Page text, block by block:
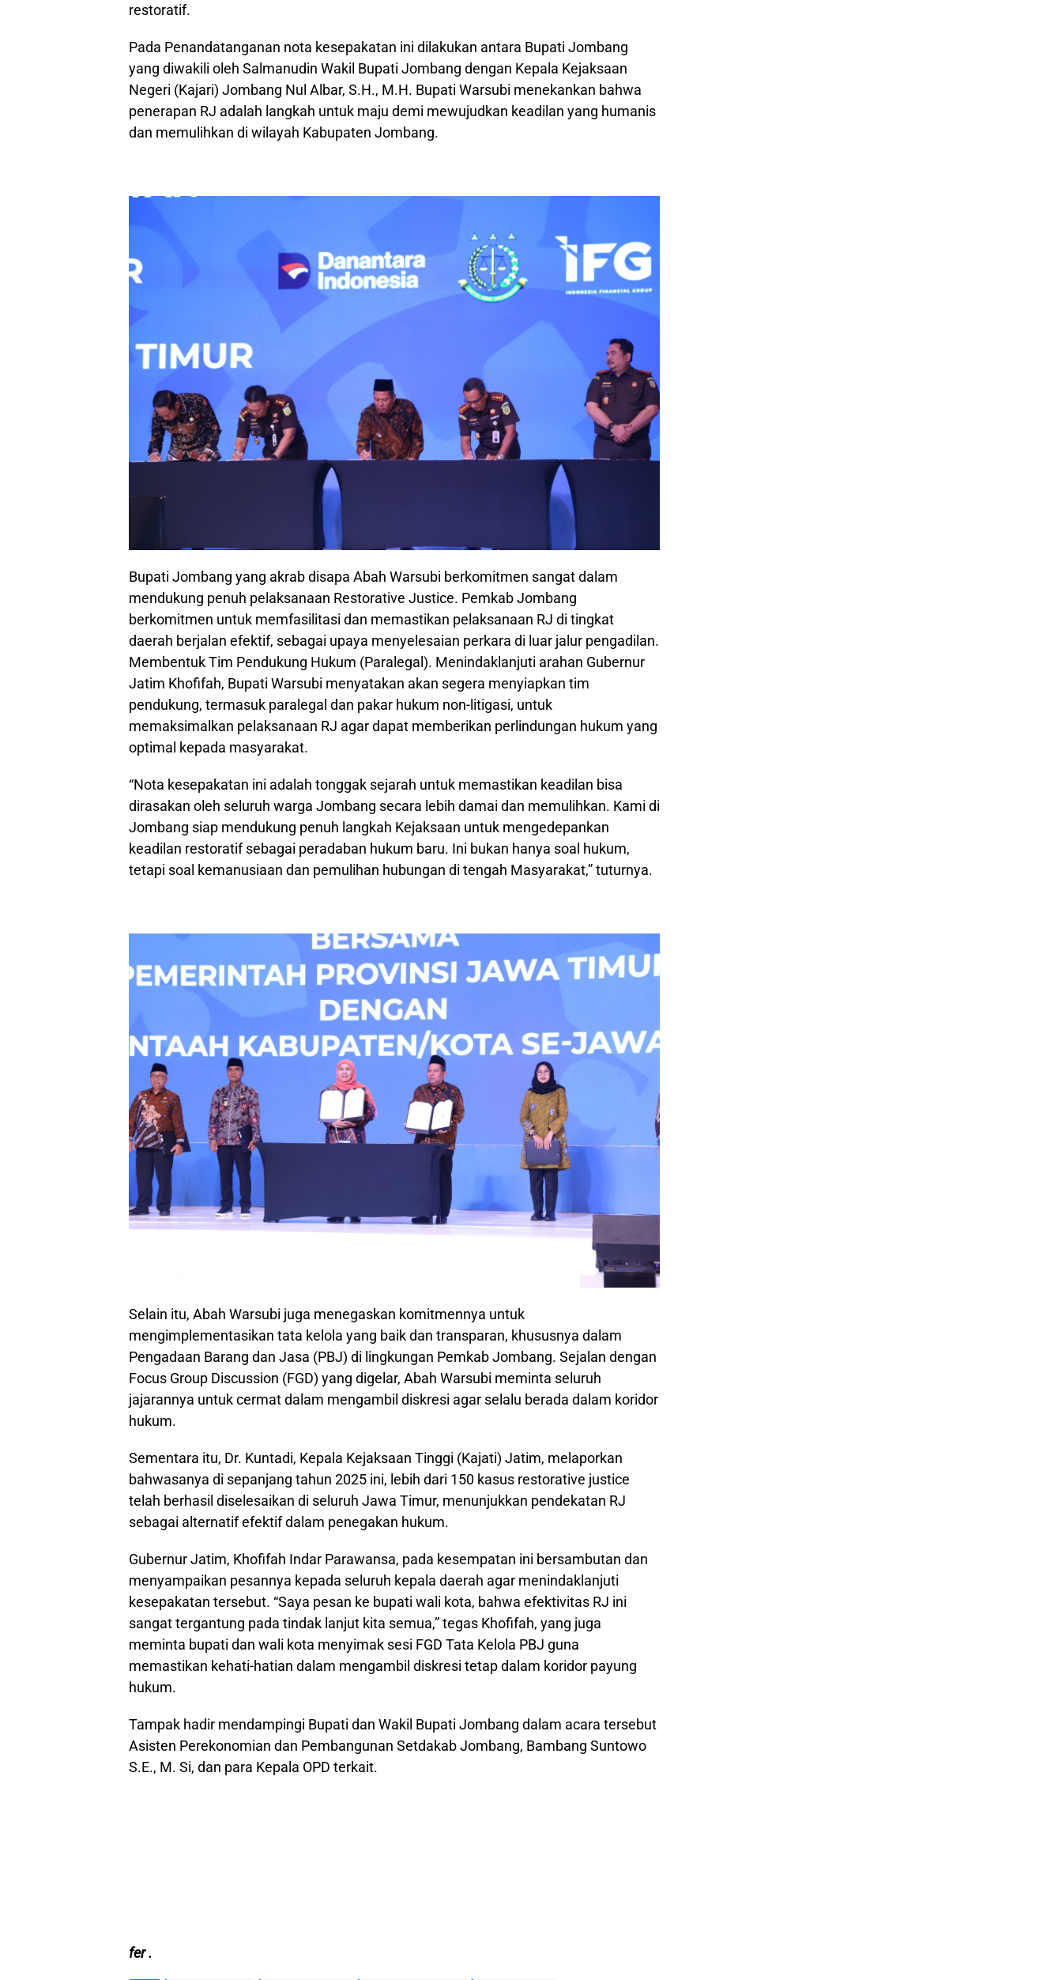
restoratif.
Pada Penandatanganan nota kesepakatan ini dilakukan antara Bupati Jombang
yang diwakili oleh Salmanudin Wakil Bupati Jombang dengan Kepala Kejaksaan
Negeri (Kajari) Jombang Nul Albar, S.H., M.H. Bupati Warsubi menekankan bahwa
penerapan RJ adalah langkah untuk maju demi mewujudkan keadilan yang humanis
dan memulihkan di wilayah Kabupaten Jombang.
Bupati Jombang yang akrab disapa Abah Warsubi berkomitmen sangat dalam
mendukung penuh pelaksanaan Restorative Justice. Pemkab Jombang
berkomitmen untuk memfasilitasi dan memastikan pelaksanaan RJ di tingkat
daerah berjalan efektif, sebagai upaya menyelesaian perkara di luar jalur pengadilan.
Membentuk Tim Pendukung Hukum (Paralegal). Menindaklanjuti arahan Gubernur
Jatim Khofifah, Bupati Warsubi menyatakan akan segera menyiapkan tim
pendukung, termasuk paralegal dan pakar hukum non-litigasi, untuk
memaksimalkan pelaksanaan RJ agar dapat memberikan perlindungan hukum yang
optimal kepada masyarakat.
“Nota kesepakatan ini adalah tonggak sejarah untuk memastikan keadilan bisa
dirasakan oleh seluruh warga Jombang secara lebih damai dan memulihkan. Kami di
Jombang siap mendukung penuh langkah Kejaksaan untuk mengedepankan
keadilan restoratif sebagai peradaban hukum baru. Ini bukan hanya soal hukum,
tetapi soal kemanusiaan dan pemulihan hubungan di tengah Masyarakat,” tuturnya.
Selain itu, Abah Warsubi juga menegaskan komitmennya untuk
mengimplementasikan tata kelola yang baik dan transparan, khususnya dalam
Pengadaan Barang dan Jasa (PBJ) di lingkungan Pemkab Jombang. Sejalan dengan
Focus Group Discussion (FGD) yang digelar, Abah Warsubi meminta seluruh
jajarannya untuk cermat dalam mengambil diskresi agar selalu berada dalam koridor
hukum.
Sementara itu, Dr. Kuntadi, Kepala Kejaksaan Tinggi (Kajati) Jatim, melaporkan
bahwasanya di sepanjang tahun 2025 ini, lebih dari 150 kasus restorative justice
telah berhasil diselesaikan di seluruh Jawa Timur, menunjukkan pendekatan RJ
sebagai alternatif efektif dalam penegakan hukum.
Gubernur Jatim, Khofifah Indar Parawansa, pada kesempatan ini bersambutan dan
menyampaikan pesannya kepada seluruh kepala daerah agar menindaklanjuti
kesepakatan tersebut. “Saya pesan ke bupati wali kota, bahwa efektivitas RJ ini
sangat tergantung pada tindak lanjut kita semua,” tegas Khofifah, yang juga
meminta bupati dan wali kota menyimak sesi FGD Tata Kelola PBJ guna
memastikan kehati-hatian dalam mengambil diskresi tetap dalam koridor payung
hukum.
Tampak hadir mendampingi Bupati dan Wakil Bupati Jombang dalam acara tersebut
Asisten Perekonomian dan Pembangunan Setdakab Jombang, Bambang Suntowo
S.E., M. Si, dan para Kepala OPD terkait.
fer .